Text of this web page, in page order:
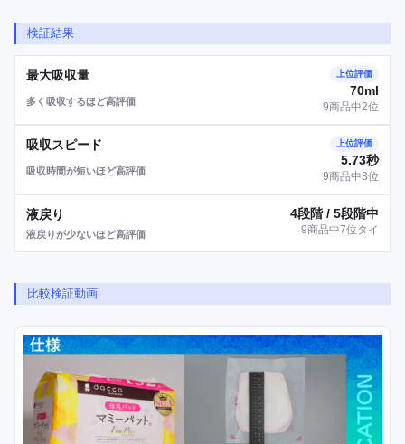
検証結果
最大吸収量
多く吸収するほど高評価
上位評価
70ml
9商品中2位
吸収スピード
吸収時間が短いほど高評価
上位評価
5.73秒
9商品中3位
液戻り
液戻りが少ないほど高評価
4段階 / 5段階中
9商品中7位タイ
比較検証動画